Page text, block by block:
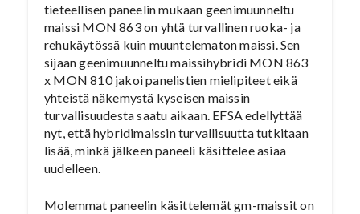
tieteellisen paneelin mukaan geenimuunneltu
maissi MON 863 on yhtä turvallinen ruoka- ja
rehukäytössä kuin muuntelematon maissi. Sen
sijaan geenimuunneltu maissihybridi MON 863
x MON 810 jakoi panelistien mielipiteet eikä
yhteistä näkemystä kyseisen maissin
turvallisuudesta saatu aikaan. EFSA edellyttää
nyt, että hybridimaissin turvallisuutta tutkitaan
lisää, minkä jälkeen paneeli käsittelee asiaa
uudelleen.
Molemmat paneelin käsittelemät gm-maissit on